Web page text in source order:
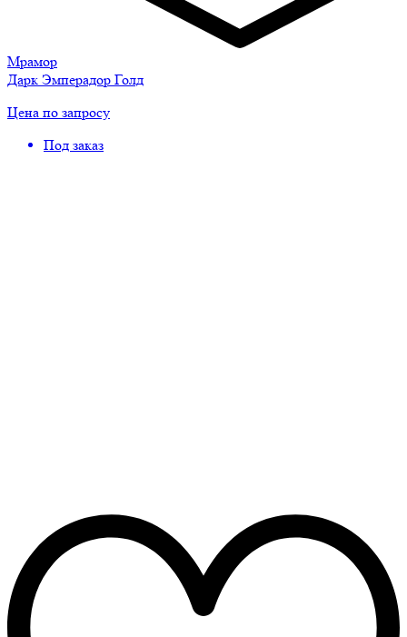
Мрамор
Дарк Эмперадор Голд
Цена по запросу
Под заказ